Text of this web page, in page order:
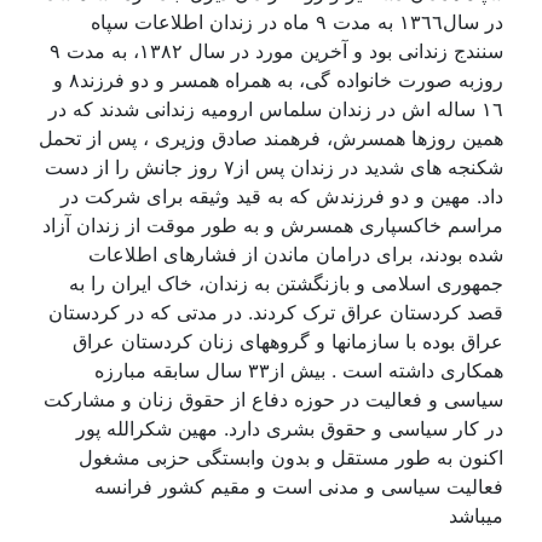
در سال۱۳٦٦ به مدت ۹ ماه در زندان اطلاعات سپاه
سنندج زندانی بود و آخرين مورد در سال ۱۳۸۲، به مدت ۹
روزبه صورت خانواده گی، به همراه همسر و دو فرزند۸ و
۱٦ ساله اش در زندان سلماس اروميه زندانی شدند که در
همين روزها همسرش، فرهمند صادق وزيری ، پس از تحمل
شکنجه های شديد در زندان پس از۷ روز جانش را از دست
داد. مهين و دو فرزندش که به قيد وثيقه برای شرکت در
مراسم خاکسپاری همسرش و به طور موقت از زندان آزاد
شده بودند، برای درامان ماندن از فشارهای اطلاعات
جمهوری اسلامی و بازنگشتن به زندان، خاک ايران را به
قصد کردستان عراق ترک کردند. در مدتی که در کردستان
عراق بوده با سازمانها و گروههای زنان کردستان عراق
همکاری داشته است . بيش از٣٣ سال سابقه مبارزه
سياسی و فعاليت در حوزه دفاع از حقوق زنان و مشارکت
در کار سياسی و حقوق بشری دارد. مهين شکرالله پور
اکنون به طور مستقل و بدون وابستگی حزبی مشغول
فعاليت سياسی و مدنی است و مقيم کشور فرانسه
ميباشد